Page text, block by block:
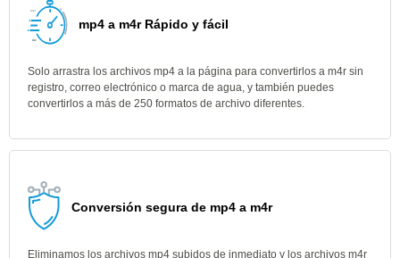
mp4 a m4r Rápido y fácil
Solo arrastra los archivos mp4 a la página para convertirlos a m4r sin
registro, correo electrónico o marca de agua, y también puedes
convertirlos a más de 250 formatos de archivo diferentes.
Conversión segura de mp4 a m4r
Eliminamos los archivos mp4 subidos de inmediato y los archivos m4r